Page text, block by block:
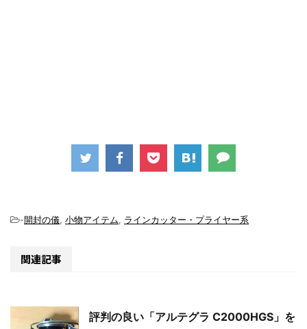
-開封の儀, 小物アイテム, ラインカッター・プライヤー系
関連記事
評判の良い「アルテグラ C2000HGS」を